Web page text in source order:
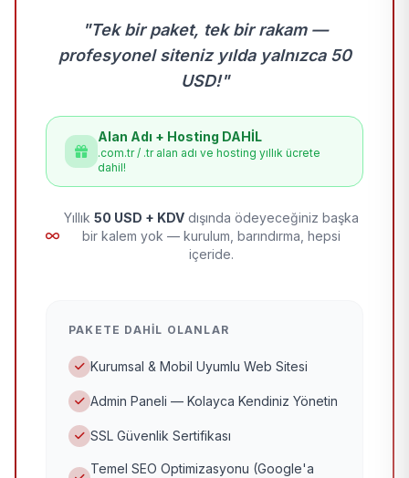
"Tek bir paket, tek bir rakam —
profesyonel siteniz yılda yalnızca 50
USD!"
Alan Adı + Hosting DAHİL
.com.tr / .tr alan adı ve hosting yıllık ücrete
dahil!
Yıllık 50 USD + KDV dışında ödeyeceğiniz başka
bir kalem yok — kurulum, barındırma, hepsi
içeride.
PAKETE DAHIL OLANLAR
Kurumsal & Mobil Uyumlu Web Sitesi
Admin Paneli — Kolayca Kendiniz Yönetin
SSL Güvenlik Sertifikası
Temel SEO Optimizasyonu (Google'a